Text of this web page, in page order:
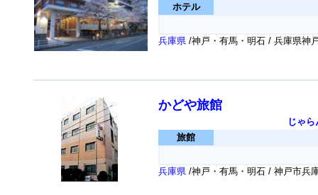
ホテル
兵庫県 /神戸・有馬・明石 / 兵庫県神
かどや旅館
じゃら
旅館
兵庫県 /神戸・有馬・明石 / 神戸市兵